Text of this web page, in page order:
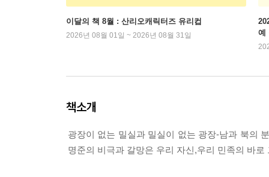
이달의 책 8월 : 산리오캐릭터즈 유리컵
2026년 08월 01일 ~ 2026년 08월 31일
예
책소개
광장이 없는 밀실과 밀실이 없는 광장-남과 북의
명준의 비극과 갈망은 우리 자신,우리 민족의 바로